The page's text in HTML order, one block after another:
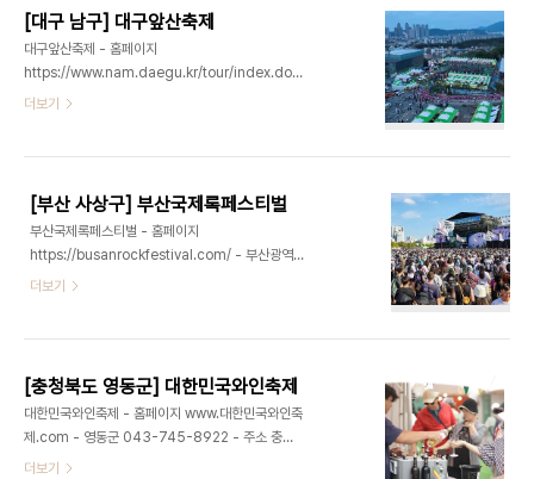
일로읍 복룡리 회산 백련지 일원에서 개최된다. 동양
최대 10만 평을 가득 채운 초록빛 연잎 사이로 고결
함을 드러내듯 올곧이 하얀 꽃망울을 틔우는 백련을
볼 수 있으며 자연의 한가운데서 다채로운 행사와 함
께 여름의 낭만을 담아갈 수 있다. 또한 연꽃을 주제
련되어 남녀노소 누구나 즐길 수 있는 축제이다. 방문
[대구 남구] 대구앞산축제
대구앞산축제 - 홈페이지
https://www.nam.daegu.kr/tour/index.do?
menu_id=00001554 - 대구광역시 남구청
쳐지는 대구 남구 대표축제이다. 올해는 특별히 7월
에 개최되어 시원한 물대포와 함께 즐기는 다양한 쿨
챌린지 워터게임, 온가족이 함께하는 신나는 물총놀
이를 즐길 수 있다. 또한 ‘도심 속 즐기는 여름 휴가’
콘셉트에 따라 특이한 선글라스나 화려한 알로하 셔
드레스 코드 이벤트, 앞산 축제장 곳곳에 숨어있는
어 이..
더보기
[부산 사상구] 부산국제록페스티벌
부산국제록페스티벌 - 홈페이지
https://busanrockfestival.com/ - 부산광역시
051-713-5000 - 주소 부산광역시 사상구 삼락
2000년 첫 개최 이래, 27년 동안 명맥을 꾸준히 지
켜온 국내 최초·최장수 국제록페스티벌이다. 2026
년에는 10월 2일(금)부터 10월 4일(일)까지 3일간,
삼락생태공원에서 개최되며, 다양한 국내외 아티스
트가 참여할 예정이다. 삼락생태공원 곳곳에 조성된
더보기
[충청북도 영동군] 대한민국와인축제
대한민국와인축제 - 홈페이지 www.대한민국와인축
제.com - 영동군 043-745-8922 - 주소 충청
북도 영동군 영동읍 계산리 867-1제15회 대한민국
더보기